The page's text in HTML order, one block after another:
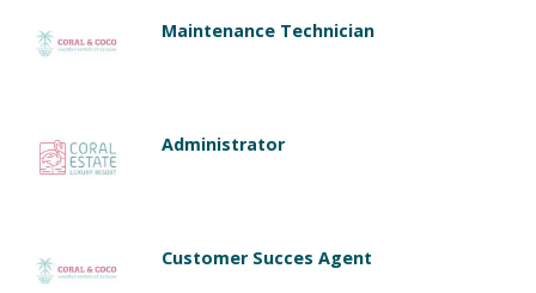
Maintenance Technician
Administrator
Customer Succes Agent